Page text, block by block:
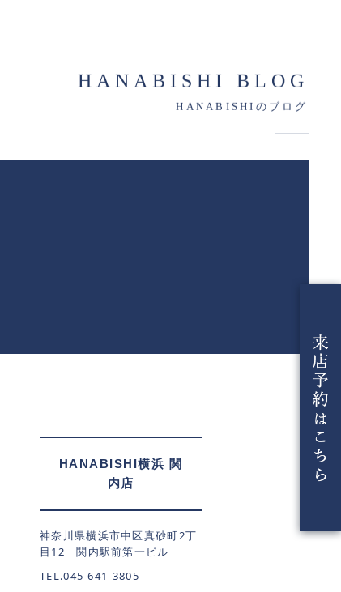
HANABISHI BLOG
HANABISHIのブログ
HANABISHI横浜 関
内店
神奈川県横浜市中区真砂町2丁
目12 関内駅前第一ビル
TEL.045-641-3805